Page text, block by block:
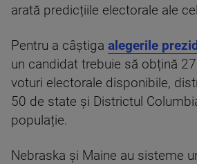
arată predicțiile electorale ale
Pentru a câștiga alegerile
un candidat trebuie să obțină
voturi electorale disponibile,
50 de state și Districtul
populație.
Nebraska și Maine au sisteme